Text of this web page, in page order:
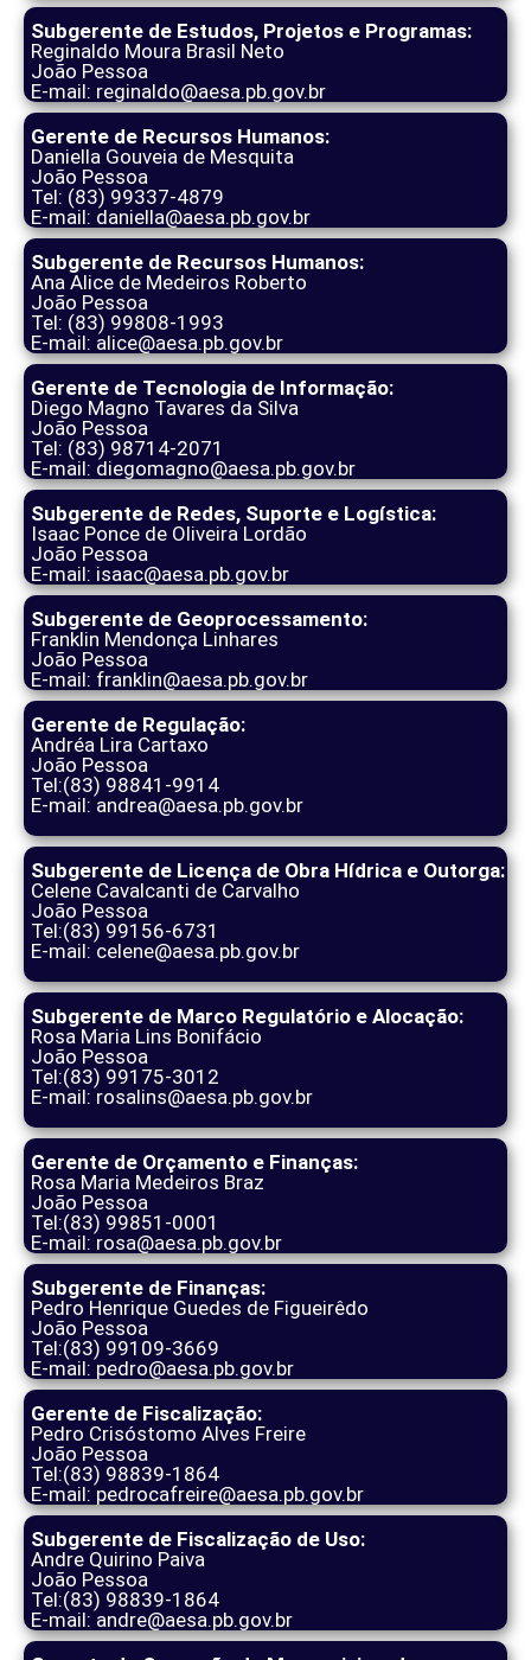
Subgerente de Estudos, Projetos e Programas:
Reginaldo Moura Brasil Neto
João Pessoa
E-mail: reginaldo@aesa.pb.gov.br
Gerente de Recursos Humanos:
Daniella Gouveia de Mesquita
João Pessoa
Tel: (83) 99337-4879
E-mail: daniella@aesa.pb.gov.br
Subgerente de Recursos Humanos:
Ana Alice de Medeiros Roberto
João Pessoa
Tel: (83) 99808-1993
E-mail: alice@aesa.pb.gov.br
Gerente de Tecnologia de Informação:
Diego Magno Tavares da Silva
João Pessoa
Tel: (83) 98714-2071
E-mail: diegomagno@aesa.pb.gov.br
Subgerente de Redes, Suporte e Logística:
Isaac Ponce de Oliveira Lordão
João Pessoa
E-mail: isaac@aesa.pb.gov.br
Subgerente de Geoprocessamento:
Franklin Mendonça Linhares
João Pessoa
E-mail: franklin@aesa.pb.gov.br
Gerente de Regulação:
Andréa Lira Cartaxo
João Pessoa
Tel:(83) 98841-9914
E-mail: andrea@aesa.pb.gov.br
Subgerente de Licença de Obra Hídrica e Outorga:
Celene Cavalcanti de Carvalho
João Pessoa
Tel:(83) 99156-6731
E-mail: celene@aesa.pb.gov.br
Subgerente de Marco Regulatório e Alocação:
Rosa Maria Lins Bonifácio
João Pessoa
Tel:(83) 99175-3012
E-mail: rosalins@aesa.pb.gov.br
Gerente de Orçamento e Finanças:
Rosa Maria Medeiros Braz
João Pessoa
Tel:(83) 99851-0001
E-mail: rosa@aesa.pb.gov.br
Subgerente de Finanças:
Pedro Henrique Guedes de Figueirêdo
João Pessoa
Tel:(83) 99109-3669
E-mail: pedro@aesa.pb.gov.br
Gerente de Fiscalização:
Pedro Crisóstomo Alves Freire
João Pessoa
Tel:(83) 98839-1864
E-mail: pedrocafreire@aesa.pb.gov.br
Subgerente de Fiscalização de Uso:
Andre Quirino Paiva
João Pessoa
Tel:(83) 98839-1864
E-mail: andre@aesa.pb.gov.br